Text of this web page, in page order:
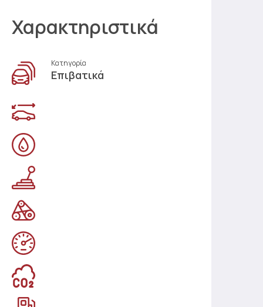
Χαρακτηριστικά
Κατηγορία
Επιβατικά